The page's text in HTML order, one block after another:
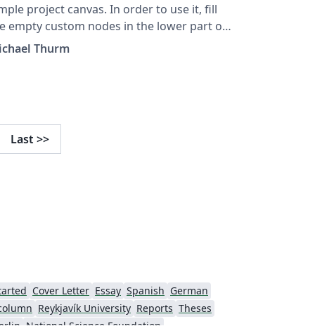
project canvas. In order to use it, fill
empty custom nodes in the lower part of
template.
Thurm
Last >>
Cover Letter Essay Spanish German
Reykjavík University Reports Theses